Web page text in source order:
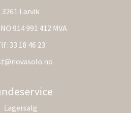
3261 Larvik
914 991 412 MVA
33 18 46 23
Lagersalg